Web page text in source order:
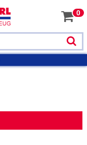
0